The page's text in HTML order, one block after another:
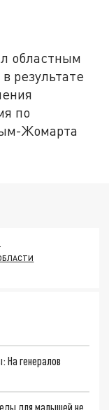
областным
результате
по
Жомарта
На генералов
для малышей не